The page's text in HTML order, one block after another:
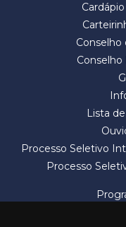
Conselho
Lista
Processo Seletivo
Processo